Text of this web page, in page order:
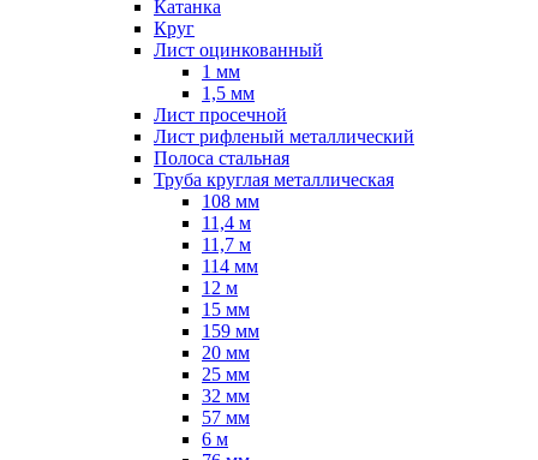
Катанка
Круг
Лист оцинкованный
1 мм
1,5 мм
Лист просечной
Лист рифленый металлический
Полоса стальная
Труба круглая металлическая
108 мм
11,4 м
11,7 м
114 мм
12 м
15 мм
159 мм
20 мм
25 мм
32 мм
57 мм
6 м